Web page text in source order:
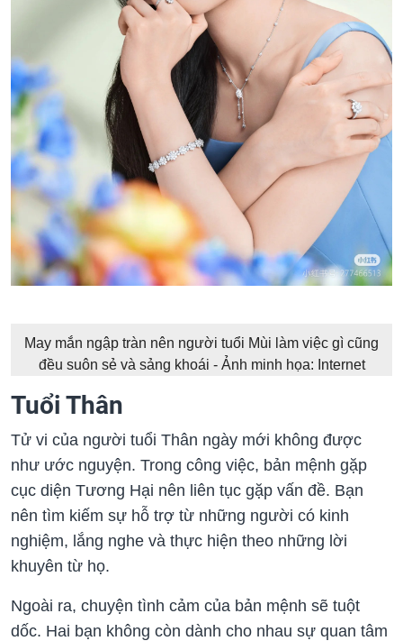
May mắn ngập tràn nên người tuổi Mùi làm việc gì cũng
đều suôn sẻ và sảng khoái - Ảnh minh họa: Internet
Tuổi Thân
Tử vi của người tuổi Thân ngày mới không được
như ước nguyện. Trong công việc, bản mệnh gặp
cục diện Tương Hại nên liên tục gặp vấn đề. Bạn
nên tìm kiếm sự hỗ trợ từ những người có kinh
nghiệm, lắng nghe và thực hiện theo những lời
khuyên từ họ.
Ngoài ra, chuyện tình cảm của bản mệnh sẽ tuột
dốc. Hai bạn không còn dành cho nhau sự quan tâm